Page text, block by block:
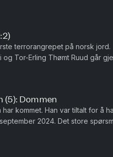
redaktør Gard Steiro
terrorangrepet på norsk jord.
Tor-Erling Thømt Ruud går
som har preget Norge siden.
(5): Dommen
kommet. Han var tiltalt for å
2024. Det store
pute. Tor-Erling Thø...